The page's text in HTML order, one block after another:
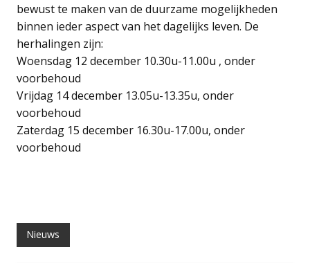
bewust te maken van de duurzame mogelijkheden
binnen ieder aspect van het dagelijks leven. De
herhalingen zijn:
Woensdag 12 december 10.30u-11.00u , onder
voorbehoud
Vrijdag 14 december 13.05u-13.35u, onder
voorbehoud
Zaterdag 15 december 16.30u-17.00u, onder
voorbehoud
Nieuws